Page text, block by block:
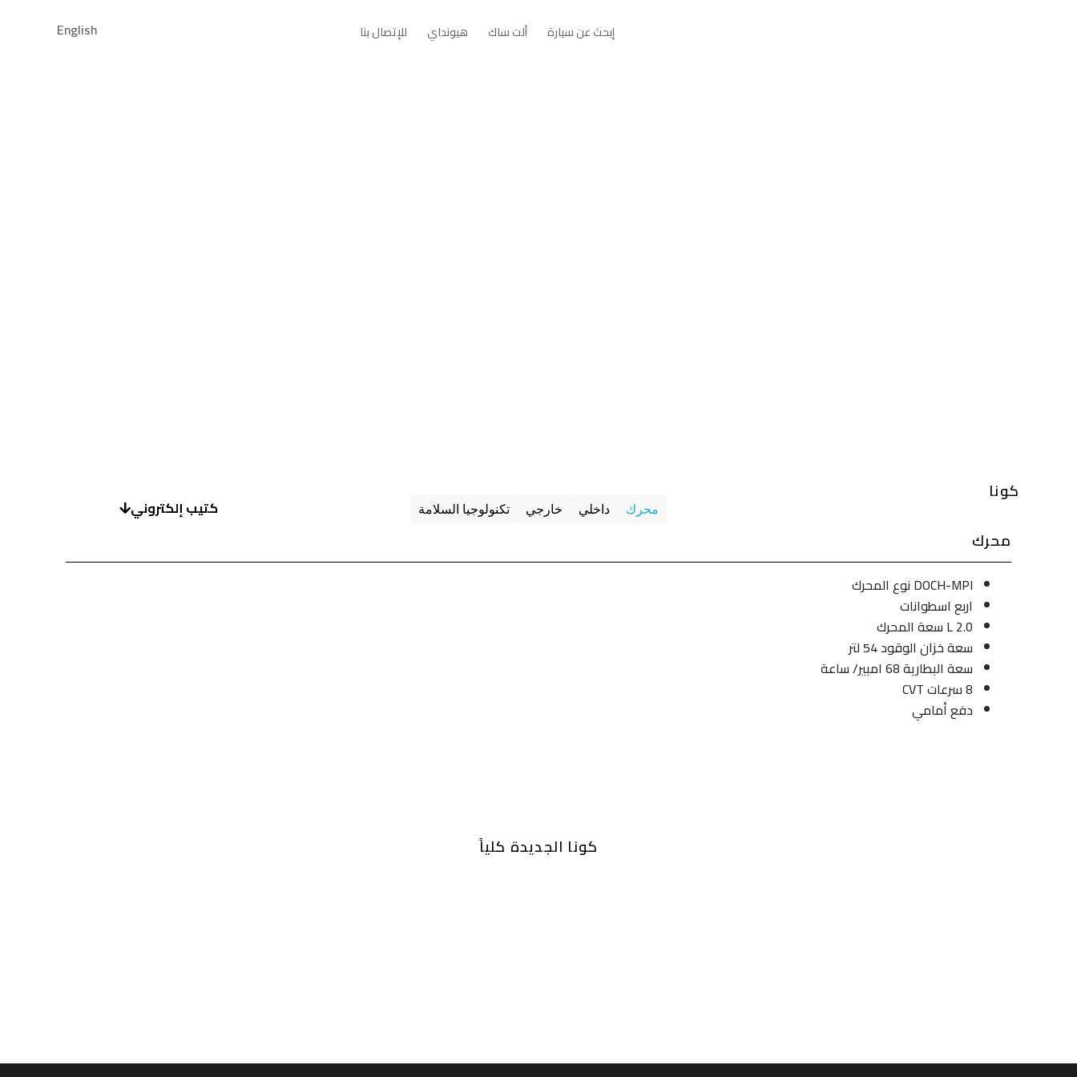
إبحث عن سيارة Open إبحث عن سيارة
ألت ساك Open ألت ساك
هيونداي Open هيونداي
للإتصال بنا English
كونا
كتيب إلكتروني محرك داخلي خارجي تكنولوجيا السلامة
محرك
DOCH-MPI نوع المحرك
اربع اسطوانات
2.0 L سعة المحرك
سعة خزان الوقود 54 لتر
سعة البطارية 68 امبير/ ساعة
8 سرعات CVT
دفع أمامي
كونا الجديدة كلياً